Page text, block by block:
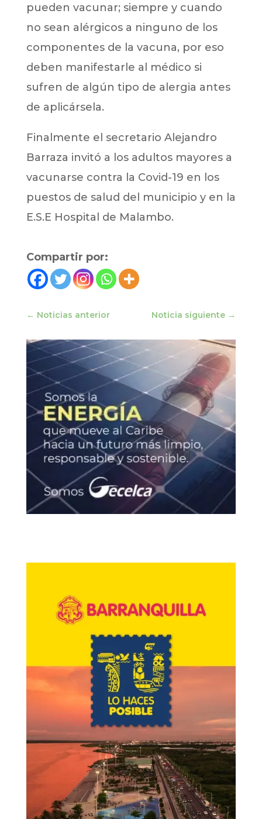
pueden vacunar; siempre y cuando
no sean alérgicos a ninguno de los
componentes de la vacuna, por eso
deben manifestarle al médico si
sufren de algún tipo de alergia antes
de aplicársela.
Finalmente el secretario Alejandro
Barraza invitó a los adultos mayores a
vacunarse contra la Covid-19 en los
puestos de salud del municipio y en la
E.S.E Hospital de Malambo.
Compartir por:
← Noticias anterior Noticia siguiente →